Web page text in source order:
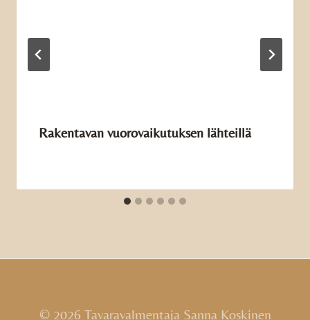
Rakentavan vuorovaikutuksen lähteillä
© 2026 Tavaravalmentaja Sanna Koskinen